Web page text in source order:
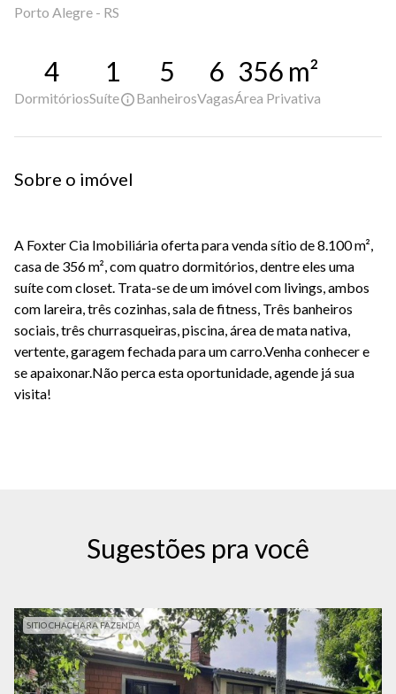
Porto Alegre - RS
4
Dormitórios
1
Suíte
5
Banheiros
6
Vagas
356 m²
Área Privativa
Sobre o imóvel
A Foxter Cia Imobiliária oferta para venda sítio de 8.100 m²,
casa de 356 m², com quatro dormitórios, dentre eles uma
suíte com closet. Trata-se de um imóvel com livings, ambos
com lareira, três cozinhas, sala de fitness, Três banheiros
sociais, três churrasqueiras, piscina, área de mata nativa,
vertente, garagem fechada para um carro.Venha conhecer e
se apaixonar.Não perca esta oportunidade, agende já sua
visita!
Sugestões pra você
SITIO CHACHARA FAZENDA